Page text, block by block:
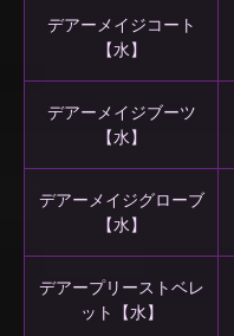
デアーメイジコート
【水】
デアーメイジブーツ
【水】
デアーメイジグローブ
【水】
デアープリーストベレ
ット【水】